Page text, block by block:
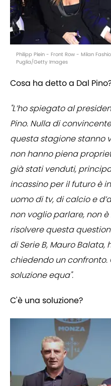
Philipp Plein - Front Row - Milan
Puglia/Getty Images
Cosa ha detto a Dal
"L’ho spiegato al
Pino. Nulla di
questa stagione stanno
non hanno piena
già stati venduti,
incassino per il futuro è
uomo di tv, di calcio e
non voglio parlare, non
risolvere questa
di Serie B, Mauro Balata,
chiedendo un
soluzione equa".
C'è una soluzione?